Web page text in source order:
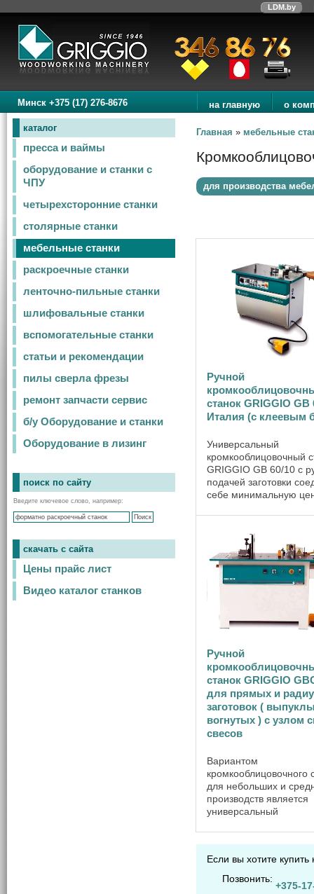
LDM.by
Минск +375 (17) 276-8676 на главную о
каталог
пресса и ваймы
оборудование и станки с
ЧПУ
четырехсторонние станки
столярные станки
мебельные станки
раскроечные станки
ленточно-пильные станки
шлифовальные станки
вспомогательные станки
статьи и рекомендации
пилы сверла фрезы
ремонт запчасти сервис
б/у Оборудование и станки
Оборудование в лизинг
поиск по сайту
Введите ключевое слово, например:
скачать с сайта
Цены прайс лист
Видео каталог станков
Главная » мебельные
для производства
Ручной
станок GRIGGIO GB
Италия (с клеевым
Универсальный
кромкооблицовочный
GRIGGIO GB 60/10 с
подачей заготовки
себе минимальную
предназначен для
прямых и фигурных
кромкой из ПВХ, ...
Ручной
станок GRIGGIO
для прямых и
заготовок (
вогнутых ) с узлом
свесов
Вариантом
кромкооблицовочного
для небольших и
производств является
универсальный
небольших размерах
предварительной
обрезки и узел
Если вы хотите
Позвонить:
+375-